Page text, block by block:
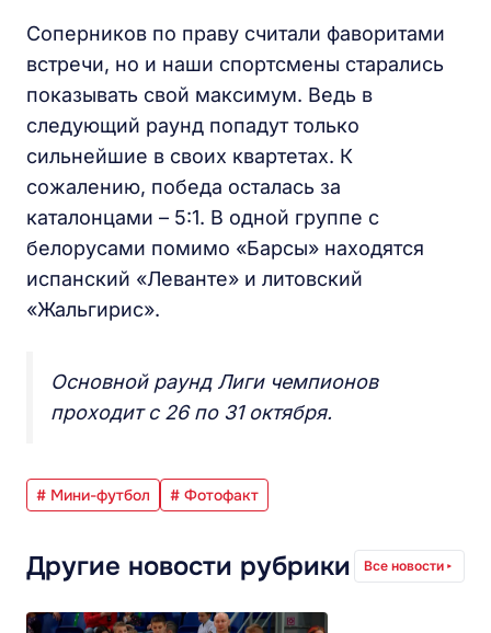
Соперников по праву считали фаворитами
встречи, но и наши спортсмены старались
показывать свой максимум. Ведь в
следующий раунд попадут только
сильнейшие в своих квартетах. К
сожалению, победа осталась за
каталонцами – 5:1. В одной группе с
белорусами помимо «Барсы» находятся
испанский «Леванте» и литовский
«Жальгирис».
Основной раунд Лиги чемпионов
проходит с 26 по 31 октября.
# Мини-футбол # Фотофакт
Другие новости рубрики Все новости